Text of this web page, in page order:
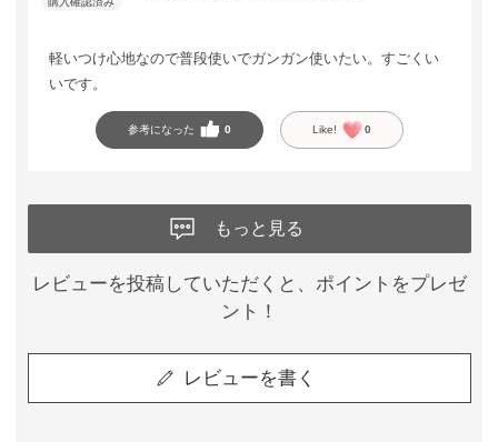
軽いつけ心地なので普段使いでガンガン使いたい。すごくい
いです。
参考になった 0 Like! 0
もっと見る
レビューを投稿していただくと、ポイントをプレゼ
ント！
レビューを書く